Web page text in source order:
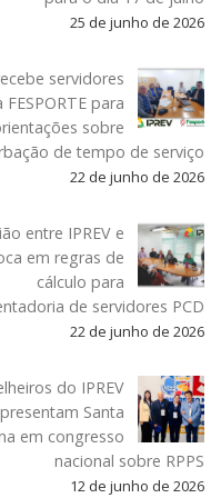
25 de junho de 2026
servidores
FESPORTE para
sobre
de tempo de serviço
22 de junho de 2026
entre IPREV e
em regras de
cálculo para
de servidores PCD
22 de junho de 2026
do IPREV
Santa
em congresso
nacional sobre RPPS
12 de junho de 2026